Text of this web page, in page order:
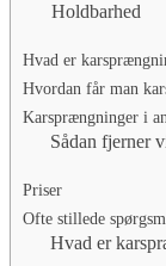
Holdbarhed
Hvad er
Hvordan får man
Karsprængninger i
Sådan fjerner
Priser
Ofte stillede
Hvad er